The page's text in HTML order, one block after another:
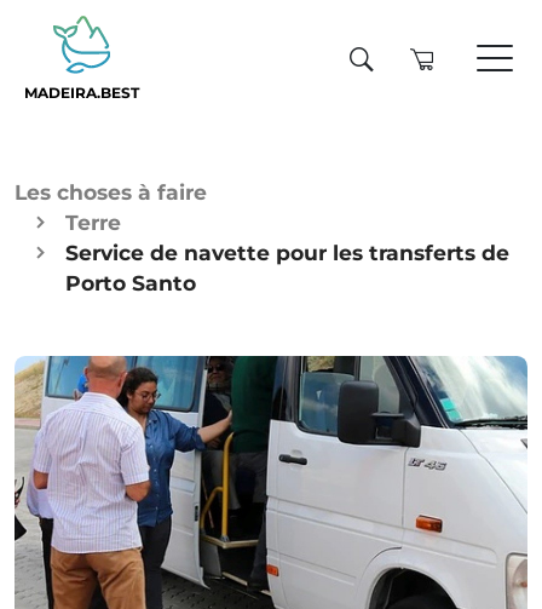
MADEIRA.BEST
Les choses à faire
Terre
Service de navette pour les transferts de
Porto Santo